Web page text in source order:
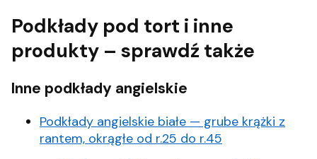
Podkłady pod tort i inne
produkty – sprawdź także
Inne podkłady angielskie
Podkłady angielskie białe — grube krążki z
rantem, okrągłe od r.25 do r.45